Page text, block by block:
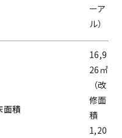
ーア
ル）
面積
16,9
26㎡
（改
修面
積
1,20